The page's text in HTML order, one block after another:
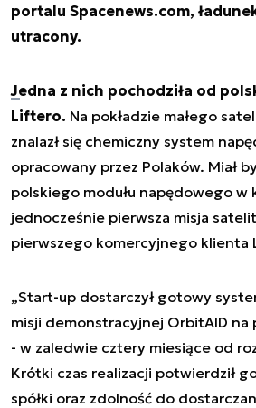
portalu Spacenews.com,
utracony.
Jedna z nich pochodziła od
Liftero. Na pokładzie małego
znalazł się chemiczny system
opracowany przez Polaków. Miał
polskiego modułu napędowego w
jednocześnie pierwsza misja
pierwszego komercyjnego klienta
„Start-up dostarczył gotowy
misji demonstracyjnej OrbitAID na
- w zaledwie cztery miesiące od
Krótki czas realizacji potwierdził
spółki oraz zdolność do